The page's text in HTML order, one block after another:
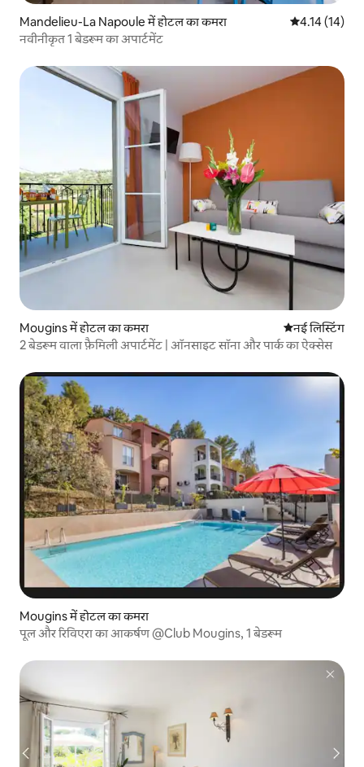
Mandelieu-La Napoule में होटल का कमरा औसत रेटिंग 5 में
4.14 (14)
नवीनीकृत 1 बेडरूम का अपार्टमेंट
Mougins में होटल का कमरा ठहरने की नई
नई लिस्टिंग
2 बेडरूम वाला फ़ैमिली अपार्टमेंट | ऑनसाइट सॉना और पार्क का ऐक्सेस
Mougins में होटल का कमरा
पूल और रिविएरा का आकर्षण @Club Mougins, 1 बेडरूम